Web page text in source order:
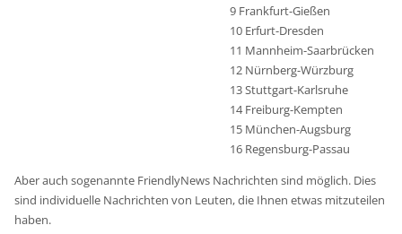
9 Frankfurt-Gießen
10 Erfurt-Dresden
11 Mannheim-Saarbrücken
12 Nürnberg-Würzburg
13 Stuttgart-Karlsruhe
14 Freiburg-Kempten
15 München-Augsburg
16 Regensburg-Passau
Aber auch sogenannte FriendlyNews Nachrichten sind möglich. Dies
sind individuelle Nachrichten von Leuten, die Ihnen etwas mitzuteilen
haben.